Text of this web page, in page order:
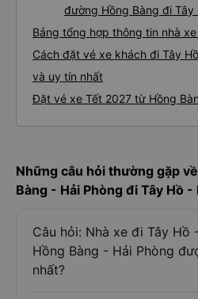
đường Hồng Bàng đi Tây
Bảng tổng hợp thông tin nhà
Cách đặt vé xe khách đi Tây
và uy tín nhất
Đặt vé xe Tết 2027 từ Hồng
Những câu hỏi thường gặp
Bàng - Hải Phòng đi Tây Hồ -
Câu hỏi: Nhà xe đi Tây Hồ
Hồng Bàng - Hải Phòng
nhất?